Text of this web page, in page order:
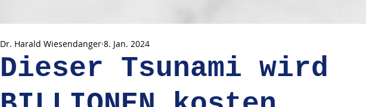
Dieser Tsunami wird
Dr. Harald Wiesendanger 8. Jan. 2024